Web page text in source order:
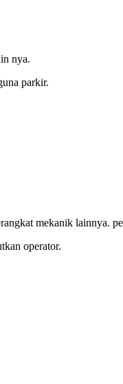
nya.
parkir.
mekanik lainnya.
operator.